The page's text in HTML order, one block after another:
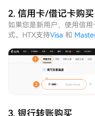
2. 信用卡/借记卡购买
如果您是新用户，使用信
式。HTX支持Visa 和
3. 银行转账购买